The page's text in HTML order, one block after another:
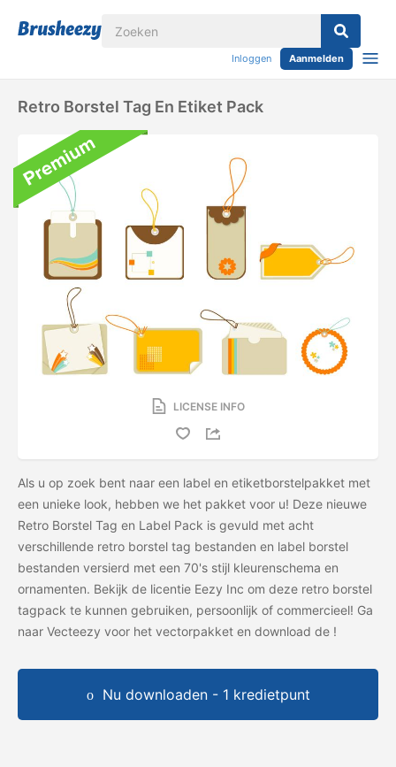
Inloggen Aanmelden
Retro Borstel Tag En Etiket Pack
LICENSE INFO
Als u op zoek bent naar een label en etiketborstelpakket met
een unieke look, hebben we het pakket voor u! Deze nieuwe
Retro Borstel Tag en Label Pack is gevuld met acht
verschillende retro borstel tag bestanden en label borstel
bestanden versierd met een 70's stijl kleurenschema en
ornamenten. Bekijk de licentie Eezy Inc om deze retro borstel
tagpack te kunnen gebruiken, persoonlijk of commercieel! Ga
naar Vecteezy voor het vectorpakket en download de !
Nu downloaden - 1 kredietpunt